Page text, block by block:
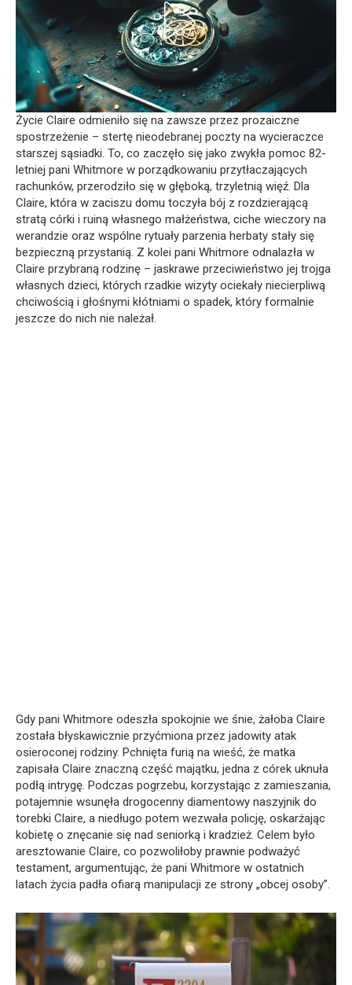
Życie Claire odmieniło się na zawsze przez prozaiczne
spostrzeżenie – stertę nieodebranej poczty na wycieraczce
starszej sąsiadki. To, co zaczęło się jako zwykła pomoc 82-
letniej pani Whitmore w porządkowaniu przytłaczających
rachunków, przerodziło się w głęboką, trzyletnią więź. Dla
Claire, która w zaciszu domu toczyła bój z rozdzierającą
stratą córki i ruiną własnego małżeństwa, ciche wieczory na
werandzie oraz wspólne rytuały parzenia herbaty stały się
bezpieczną przystanią. Z kolei pani Whitmore odnalazła w
Claire przybraną rodzinę – jaskrawe przeciwieństwo jej trojga
własnych dzieci, których rzadkie wizyty ociekały niecierpliwą
chciwością i głośnymi kłótniami o spadek, który formalnie
jeszcze do nich nie należał.
Gdy pani Whitmore odeszła spokojnie we śnie, żałoba Claire
została błyskawicznie przyćmiona przez jadowity atak
osieroconej rodziny. Pchnięta furią na wieść, że matka
zapisała Claire znaczną część majątku, jedna z córek uknuła
podłą intrygę. Podczas pogrzebu, korzystając z zamieszania,
potajemnie wsunęła drogocenny diamentowy naszyjnik do
torebki Claire, a niedługo potem wezwała policję, oskarżając
kobietę o znęcanie się nad seniorką i kradzież. Celem było
aresztowanie Claire, co pozwoliłoby prawnie podważyć
testament, argumentując, że pani Whitmore w ostatnich
latach życia padła ofiarą manipulacji ze strony „obcej osoby”.